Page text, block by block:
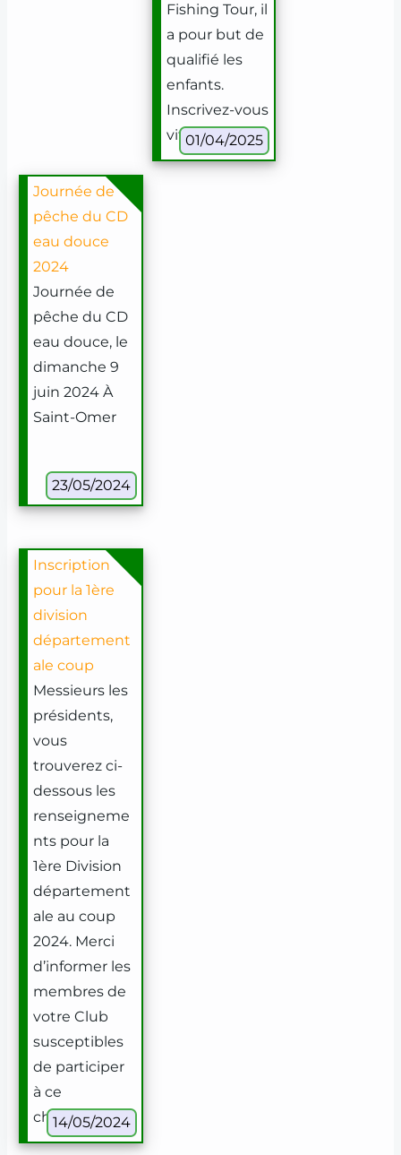
Fishing Tour, il
a pour but de
qualifié les
enfants.
Inscrivez-vous
vite !01/04/2025
Journée de
pêche du CD
eau douce
2024
Journée de
pêche du CD
eau douce, le
dimanche 9
juin 2024 À
Saint-Omer
23/05/2024
Inscription
pour la 1ère
division
département
ale coup
Messieurs les
présidents,
vous
trouverez ci-
dessous les
renseigneme
nts pour la
1ère Division
département
ale au coup
2024. Merci
d’informer les
membres de
votre Club
susceptibles
de participer
à ce
championnat.
14/05/2024